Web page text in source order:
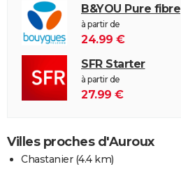
B&YOU Pure fibre
à partir de
24.99 €
SFR Starter
à partir de
27.99 €
Villes proches d'Auroux
Chastanier(4.4 km)